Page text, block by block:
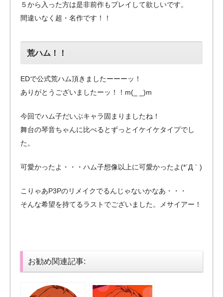
５から入った方は是非前作もプレイして欲しいです。
間違いなく超・名作です！！
荒ハム！！
EDで公式荒ハム頂きましたーーーッ！
ありがとうございましたーッ！！m(_ _)m
今回でハム子だいぶキャラ固まりましたね！
舞台の琴音ちゃんに比べるとずっとイケイケタイプでし
た。
可愛かったよ・・・ハム子想像以上に可愛かったよ(*´Д｀)
こりゃあP3Pのリメイクでるんじゃないかなあ・・・
そんな希望を持てるラストでございました。メサイアー！
お勧め関連記事: